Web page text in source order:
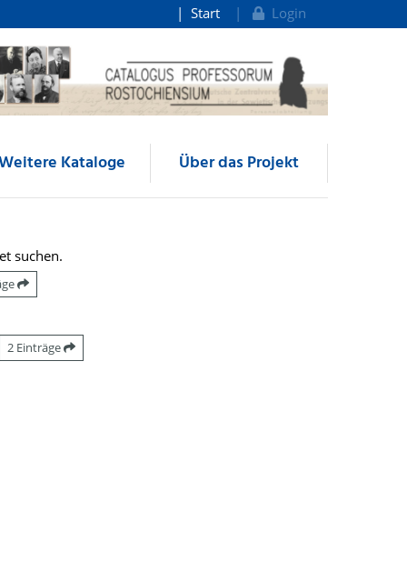
Start Login
Kataloge Über das Projekt
suchen.
2 Einträge